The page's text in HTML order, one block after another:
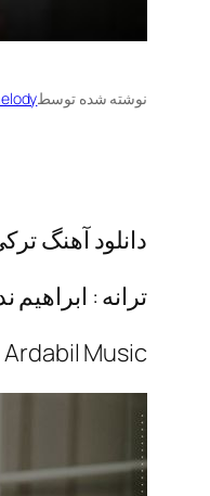
نوشته شده توسط
دانلود آهنگ
ترانه :
Music